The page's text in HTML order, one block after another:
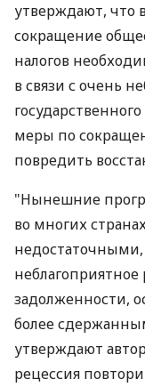
утверждают, что
сокращение
налогов
в связи с очень
меры по
повредить
"Нынешние
во многих
задолженности,
более
утверждают
рецессия